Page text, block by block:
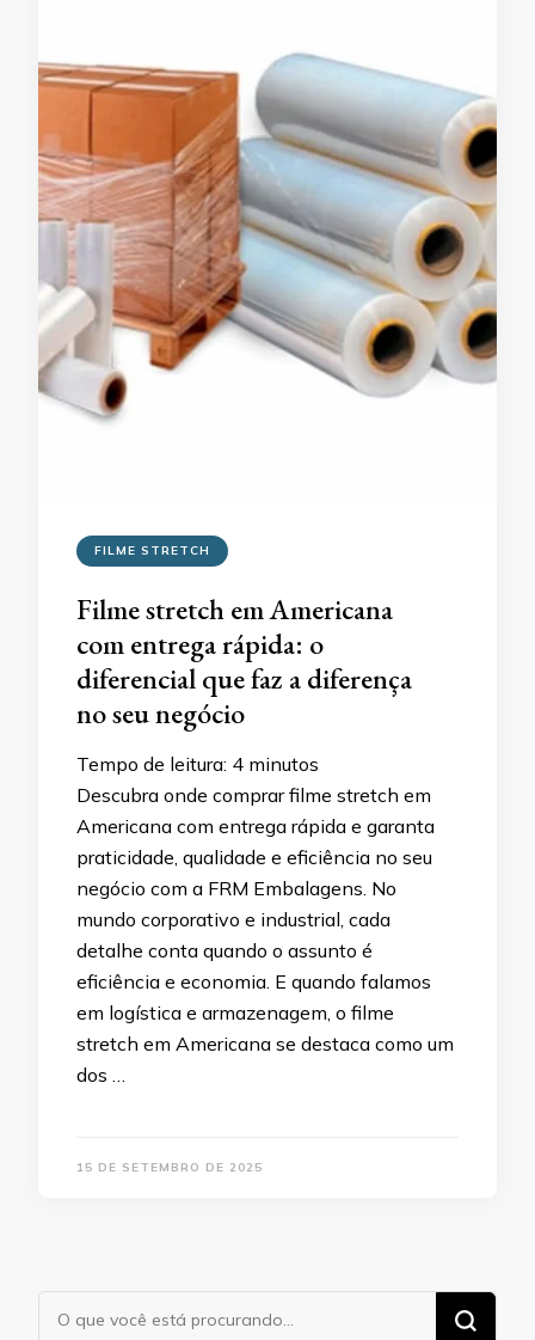
FILME STRETCH
Filme stretch em Americana
com entrega rápida: o
diferencial que faz a diferença
no seu negócio
Tempo de leitura: 4 minutos
Descubra onde comprar filme stretch em
Americana com entrega rápida e garanta
praticidade, qualidade e eficiência no seu
negócio com a FRM Embalagens. No
mundo corporativo e industrial, cada
detalhe conta quando o assunto é
eficiência e economia. E quando falamos
em logística e armazenagem, o filme
stretch em Americana se destaca como um
dos …
15 DE SETEMBRO DE 2025
Procurando